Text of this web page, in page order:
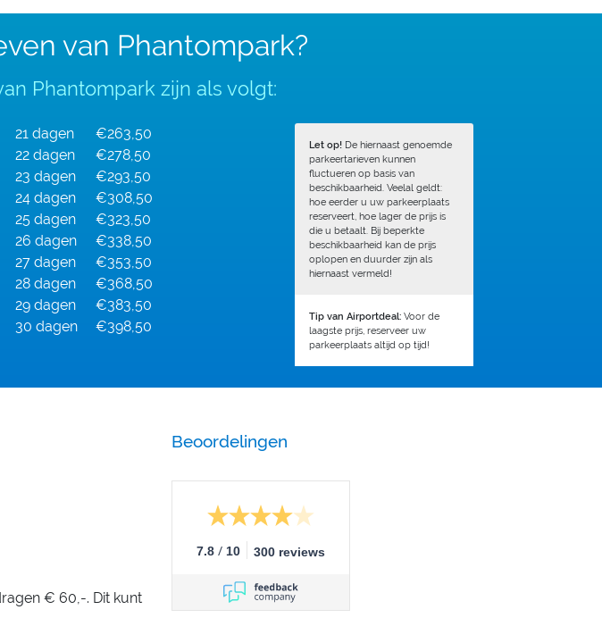
van Phantompark?
Phantompark zijn als volgt:
21 dagen
€263,50
22 dagen
€278,50
23 dagen
€293,50
24 dagen
€308,50
25 dagen
€323,50
26 dagen
€338,50
27 dagen
€353,50
28 dagen
€368,50
29 dagen
€383,50
30 dagen
€398,50
Let op!De hiernaast genoemde
parkeertarieven kunnen
fluctueren op basis van
beschikbaarheid. Veelal geldt:
hoe eerder u uw parkeerplaats
reserveert, hoe lager de prijs is
die u betaalt. Bij beperkte
beschikbaarheid kan de prijs
oplopen en duurder zijn als
hiernaast vermeld!
Tip van Airportdeal:Voor de
laagste prijs, reserveer uw
parkeerplaats altijd op tijd!
€ 60,-. Dit kunt
Beoordelingen
7.8 / 10 300 reviews